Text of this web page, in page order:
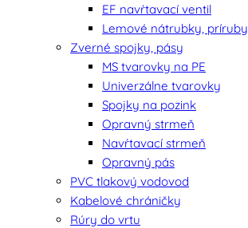
EF navŕtavací ventil
Lemové nátrubky, príruby
Zverné spojky, pásy
MS tvarovky na PE
Univerzálne tvarovky
Spojky na pozink
Opravný strmeň
Navŕtavací strmeň
Opravný pás
PVC tlakový vodovod
Kabelové chráničky
Rúry do vrtu